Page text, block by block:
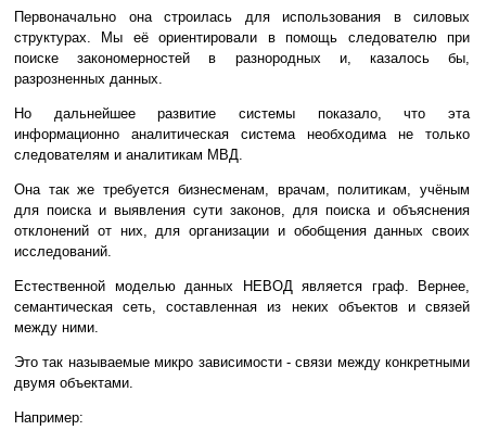
Первоначально она строилась для использования в силовых
структурах. Мы её ориентировали в помощь следователю при
поиске закономерностей в разнородных и, казалось бы,
разрозненных данных.
Но дальнейшее развитие системы показало, что эта
информационно аналитическая система необходима не только
следователям и аналитикам МВД.
Она так же требуется бизнесменам, врачам, политикам, учёным
для поиска и выявления сути законов, для поиска и объяснения
отклонений от них, для организации и обобщения данных своих
исследований.
Естественной моделью данных НЕВОД является граф. Вернее,
семантическая сеть, составленная из неких объектов и связей
между ними.
Это так называемые микро зависимости - связи между конкретными
двумя объектами.
Например: